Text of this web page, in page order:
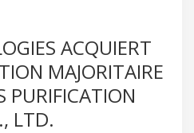
ACQUIERT
MAJORITAIRE
PURIFICATION
LTD.